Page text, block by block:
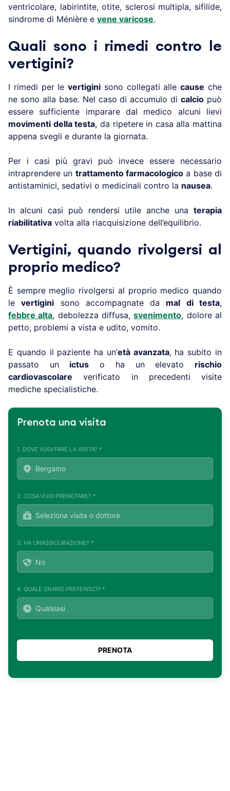
ventricolare, labirintite, otite, sclerosi multipla, sifilide,
sindrome di Ménière e vene varicose.
Quali sono i rimedi contro le
vertigini?
I rimedi per levertigini sono collegati allecause che
ne sono alla base. Nel caso di accumulo dicalcio può
essere sufficiente imparare dal medico alcuni lievi
movimenti della testa, da ripetere in casa alla mattina
appena svegli e durante la giornata.
Per i casi più gravi può invece essere necessario
intraprendere un trattamento farmacologico a base di
antistaminici, sedativi o medicinali contro la nausea.
In alcuni casi può rendersi utile anche una terapia
riabilitativa volta alla riacquisizione dell’equilibrio.
Vertigini, quando rivolgersi al
proprio medico?
È sempre meglio rivolgersi al proprio medico quando
levertigini sono accompagnate da mal di testa,
febbre alta, debolezza diffusa,svenimento, dolore al
petto, problemi a vista e udito, vomito.
E quando il paziente ha un’età avanzata, ha subito in
passato un ictus o ha un elevato rischio
cardiovascolare verificato in precedenti visite
mediche specialistiche.
Prenota una visita
1. DOVE VUOI FARE LA VISITA? *
2. COSA VUOI PRENOTARE? *
3. HA UN'ASSICURAZIONE? *
4. QUALE ORARIO PREFERISCI? *